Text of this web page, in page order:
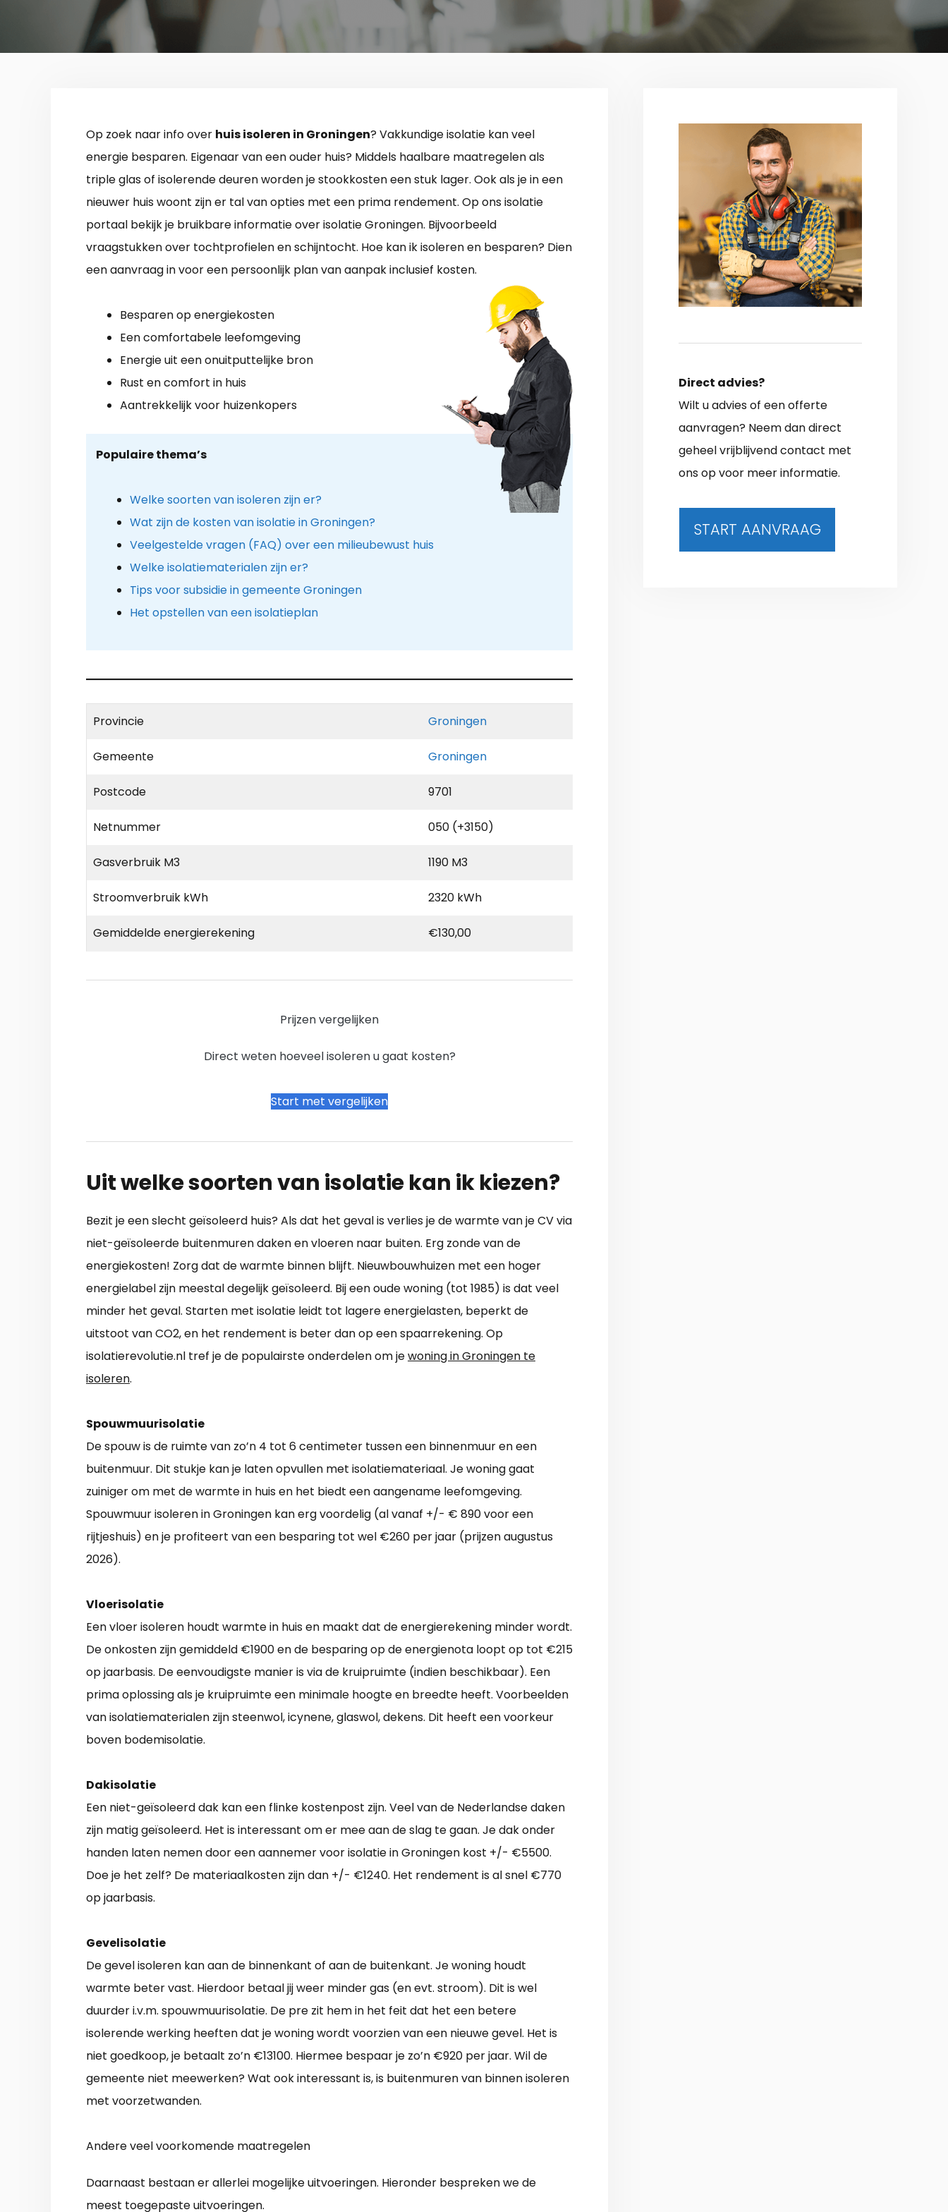
Op zoek naar info over huis isoleren in Groningen? Vakkundige isolatie kan veel
energie besparen. Eigenaar van een ouder huis? Middels haalbare maatregelen als
triple glas of isolerende deuren worden je stookkosten een stuk lager. Ook als je in een
nieuwer huis woont zijn er tal van opties met een prima rendement. Op ons isolatie
portaal bekijk je bruikbare informatie over isolatie Groningen. Bijvoorbeeld
vraagstukken over tochtprofielen en schijntocht. Hoe kan ik isoleren en besparen? Dien
een aanvraag in voor een persoonlijk plan van aanpak inclusief kosten.
Besparen op energiekosten
Een comfortabele leefomgeving
Energie uit een onuitputtelijke bron
Rust en comfort in huis
Aantrekkelijk voor huizenkopers
Populaire thema’s
Welke soorten van isoleren zijn er?
Wat zijn de kosten van isolatie in Groningen?
Veelgestelde vragen (FAQ) over een milieubewust huis
Welke isolatiematerialen zijn er?
Tips voor subsidie in gemeente Groningen
Het opstellen van een isolatieplan
Provincie Groningen
Gemeente Groningen
Postcode 9701
Netnummer 050 (+3150)
Gasverbruik M3 1190 M3
Stroomverbruik kWh 2320 kWh
Gemiddelde energierekening €130,00
Prijzen vergelijken
Direct weten hoeveel isoleren u gaat kosten?
Start met vergelijken
Uit welke soorten van isolatie kan ik kiezen?
Bezit je een slecht geïsoleerd huis? Als dat het geval is verlies je de warmte van je CV via
niet-geïsoleerde buitenmuren daken en vloeren naar buiten. Erg zonde van de
energiekosten! Zorg dat de warmte binnen blijft. Nieuwbouwhuizen met een hoger
energielabel zijn meestal degelijk geïsoleerd. Bij een oude woning (tot 1985) is dat veel
minder het geval. Starten met isolatie leidt tot lagere energielasten, beperkt de
uitstoot van CO2, en het rendement is beter dan op een spaarrekening. Op
isolatierevolutie.nl tref je de populairste onderdelen om jewoning in Groningen te
isoleren.
Spouwmuurisolatie
De spouw is de ruimte van zo’n 4 tot 6 centimeter tussen een binnenmuur en een
buitenmuur. Dit stukje kan je laten opvullen met isolatiemateriaal. Je woning gaat
zuiniger om met de warmte in huis en het biedt een aangename leefomgeving.
Spouwmuur isoleren in Groningen kan erg voordelig (al vanaf +/- € 890 voor een
rijtjeshuis) en je profiteert van een besparing tot wel €260 per jaar (prijzen augustus
2026).
Vloerisolatie
Een vloer isoleren houdt warmte in huis en maakt dat de energierekening minder wordt.
De onkosten zijn gemiddeld €1900 en de besparing op de energienota loopt op tot €215
op jaarbasis. De eenvoudigste manier is via de kruipruimte (indien beschikbaar). Een
prima oplossing als je kruipruimte een minimale hoogte en breedte heeft. Voorbeelden
van isolatiematerialen zijn steenwol, icynene, glaswol, dekens. Dit heeft een voorkeur
boven bodemisolatie.
Dakisolatie
Een niet-geïsoleerd dak kan een flinke kostenpost zijn. Veel van de Nederlandse daken
zijn matig geïsoleerd. Het is interessant om er mee aan de slag te gaan. Je dak onder
handen laten nemen door een aannemer voor isolatie in Groningen kost +/- €5500.
Doe je het zelf? De materiaalkosten zijn dan +/- €1240. Het rendement is al snel €770
op jaarbasis.
Gevelisolatie
De gevel isoleren kan aan de binnenkant of aan de buitenkant. Je woning houdt
warmte beter vast. Hierdoor betaal jij weer minder gas (en evt. stroom). Dit is wel
duurder i.v.m. spouwmuurisolatie. De pre zit hem in het feit dat het een betere
isolerende werking heeften dat je woning wordt voorzien van een nieuwe gevel. Het is
niet goedkoop, je betaalt zo’n €13100. Hiermee bespaar je zo’n €920 per jaar. Wil de
gemeente niet meewerken? Wat ook interessant is, is buitenmuren van binnen isoleren
met voorzetwanden.
Andere veel voorkomende maatregelen
Daarnaast bestaan er allerlei mogelijke uitvoeringen. Hieronder bespreken we de
meest toegepaste uitvoeringen.
Direct advies?
Wilt u advies of een offerte
aanvragen? Neem dan direct
geheel vrijblijvend contact met
ons op voor meer informatie.
START AANVRAAG